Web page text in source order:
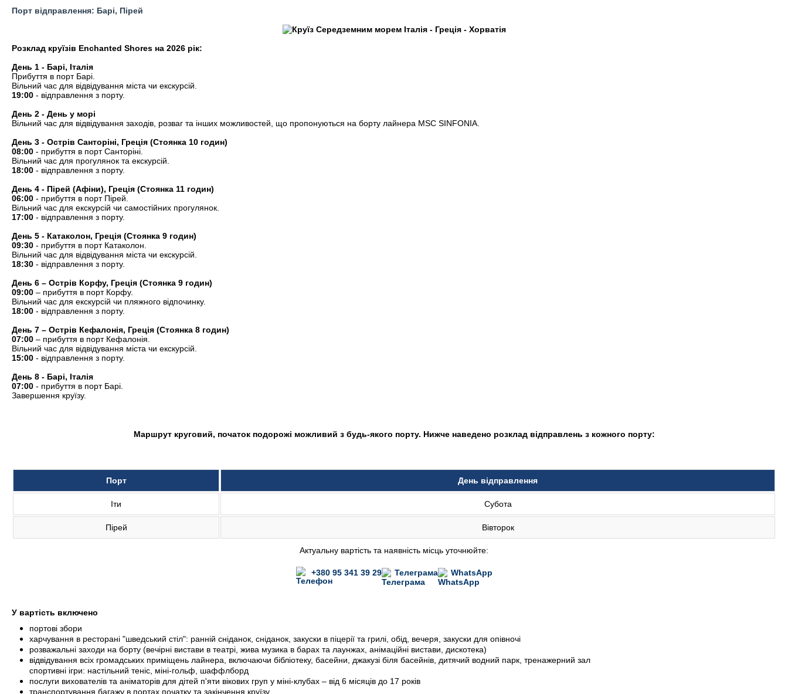
Порт відправлення: Барі, Пірей
Розклад круїзів Enchanted Shores на 2026 рік:
День 1 - Барі, Італія
Прибуття в порт Барі.
Вільний час для відвідування міста чи екскурсій.
19:00 - відправлення з порту.
День 2 - День у морі
Вільний час для відвідування заходів, розваг та інших можливостей, що пропонуються на борту лайнера MSC SINFONIA.
День 3 - Острів Санторіні, Греція (Стоянка 10 годин)
08:00 - прибуття в порт Санторіні.
Вільний час для прогулянок та екскурсій.
18:00 - відправлення з порту.
День 4 - Пірей (Афіни), Греція (Стоянка 11 годин)
06:00 - прибуття в порт Пірей.
Вільний час для екскурсій чи самостійних прогулянок.
17:00 - відправлення з порту.
День 5 - Катаколон, Греція (Стоянка 9 годин)
09:30 - прибуття в порт Катаколон.
Вільний час для відвідування міста чи екскурсій.
18:30 - відправлення з порту.
День 6 – Острів Корфу, Греція (Стоянка 9 годин)
09:00 – прибуття в порт Корфу.
Вільний час для екскурсій чи пляжного відпочинку.
18:00 - відправлення з порту.
День 7 – Острів Кефалонія, Греція (Стоянка 8 годин)
07:00 – прибуття в порт Кефалонія.
Вільний час для відвідування міста чи екскурсій.
15:00 - відправлення з порту.
День 8 - Барі, Італія
07:00 - прибуття в порт Барі.
Завершення круїзу.
Маршрут круговий, початок подорожі можливий з будь-якого порту. Нижче наведено розклад відправлень з кожного порту:
Порт День відправлення
Іти Субота
Пірей Вівторок
Актуальну вартість та наявність місць уточнюйте:
+380 95 341 39 29 Телеграма WhatsApp
У вартість включено
портові збори
харчування в ресторані "шведський стіл": ранній сніданок, сніданок, закуски в піцерії та грилі, обід, вечеря, закуски для опівночі
розважальні заходи на борту (вечірні вистави в театрі, жива музика в барах та лаунжах, анімаційні вистави, дискотека)
відвідування всіх громадських приміщень лайнера, включаючи бібліотеку, басейни, джакузі біля басейнів, дитячий водний парк, тренажерний зал
спортивні ігри: настільний теніс, міні-гольф, шаффлборд
послуги вихователів та аніматорів для дітей п'яти вікових груп у міні-клубах – від 6 місяців до 17 років
транспортування багажу в портах початку та закінчення круїзу